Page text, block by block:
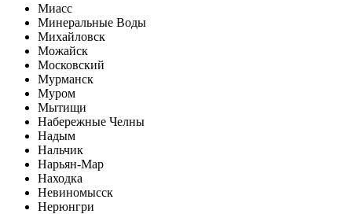
Миасс
Минеральные Воды
Михайловск
Можайск
Московский
Мурманск
Муром
Мытищи
Набережные Челны
Надым
Нальчик
Нарьян-Мар
Находка
Невиномысск
Нерюнгри